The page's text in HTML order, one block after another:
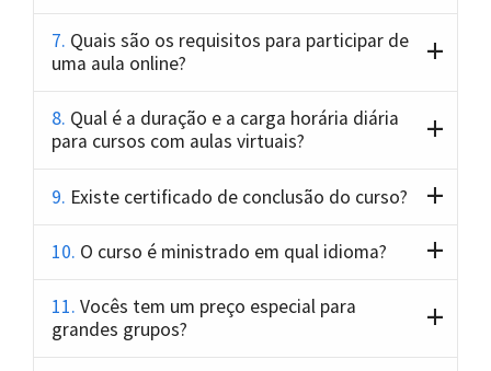
7. Quais são os requisitos para participar de
uma aula online?
8. Qual é a duração e a carga horária diária
para cursos com aulas virtuais?
9. Existe certificado de conclusão do curso?
10. O curso é ministrado em qual idioma?
11. Vocês tem um preço especial para
grandes grupos?